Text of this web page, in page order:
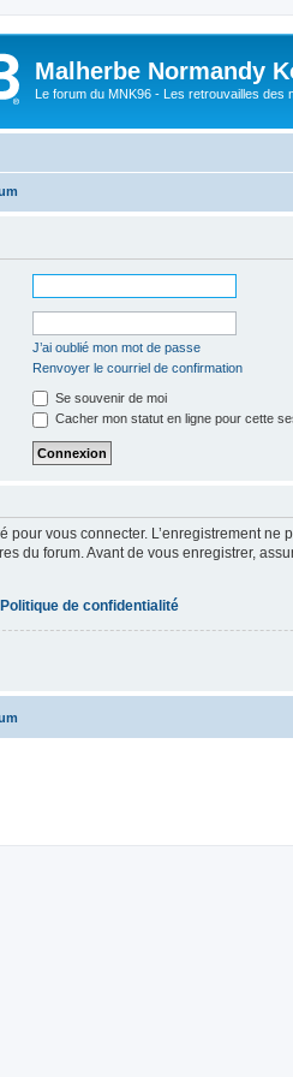
Malherbe Normandy
Le forum du MNK96 - Les retrouvailles des
J’ai oublié mon mot de passe
Renvoyer le courriel de confirmation
Se souvenir de moi
Cacher mon statut en ligne pour cette
pour vous connecter. L’enregistrement
du forum. Avant de vous enregistrer,
Politique de confidentialité